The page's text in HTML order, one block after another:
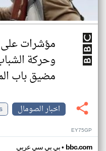
مؤشرات على
وحركة
مضيق باب
اخبار الصومال
EY75GP
بي بي سي عربي• bbc.com